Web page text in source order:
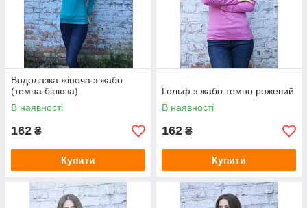
Водолазка жіноча з жабо
(темна бірюза)
В наявності
162 ₴
Купити
Гольф з жабо темно рожевий
В наявності
162 ₴
Купити